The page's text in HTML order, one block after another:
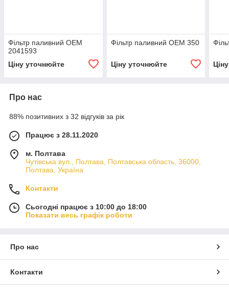
Фільтр паливний OEM
2041593
Ціну уточнюйте
Фільтр паливний OEM 350
Ціну уточнюйте
Про нас
88% позитивних з 32 відгуків за рік
Працює з 28.11.2020
м. Полтава
Чутівська вул., Полтава, Полтавська область, 36000,
Полтава, Україна
Контакти
Сьогодні працює з 10:00 до 18:00
Показати весь графік роботи
Про нас
Контакти